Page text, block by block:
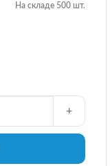
На складе 500 шт.
+